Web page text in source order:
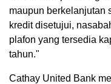
maupun berkelanjutan
kredit disetujui,
plafon yang tersedia
tahun."
Cathay United Bank